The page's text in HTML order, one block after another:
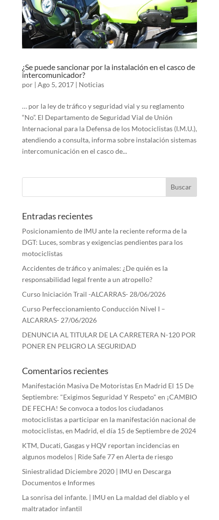
¿Se puede sancionar por la instalación en el casco de
intercomunicador?
por | Ago 5, 2017| Noticias
… por la ley de tráfico y seguridad vial y su reglamento
“No”. El Departamento de Seguridad Vial de Unión
Internacional para la Defensa de los Motociclistas (I.M.U.),
atendiendo a consulta, informa sobre instalación sistemas
intercomunicación en el casco de...
Entradas recientes
Posicionamiento de IMU ante la reciente reforma de la
DGT: Luces, sombras y exigencias pendientes para los
motociclistas
Accidentes de tráfico y animales: ¿De quién es la
responsabilidad legal frente a un atropello?
Curso Iniciación Trail -ALCARRAS- 28/06/2026
Curso Perfeccionamiento Conducción Nivel I –
ALCARRAS- 27/06/2026
DENUNCIA AL TITULAR DE LA CARRETERA N-120 POR
PONER EN PELIGRO LA SEGURIDAD
Comentarios recientes
Manifestación Masiva De Motoristas En Madrid El 15 De
Septiembre: "Exigimos Seguridad Y Respeto" en ¡CAMBIO
DE FECHA! Se convoca a todos los ciudadanos
motociclistas a participar en la manifestación nacional de
motociclistas, en Madrid, el día 15 de Septiembre de 2024
KTM, Ducati, Gasgas y HQV reportan incidencias en
algunos modelos | Ride Safe 77en Alerta de riesgo
Siniestralidad Diciembre 2020 | IMU en Descarga
Documentos e Informes
La sonrisa del infante. | IMU en La maldad del diablo y el
maltratador infantil